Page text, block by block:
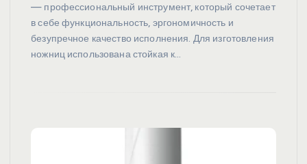
— профессиональный инструмент, который сочетает
в себе функциональность, эргономичность и
безупречное качество исполнения. Для изготовления
ножниц использована стойкая к…